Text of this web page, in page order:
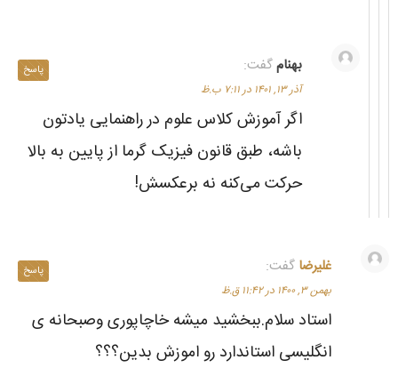
بهنامگفت:
آذر ۱۳, ۱۴۰۱ در ۷:۱۱ ب.ظ
اگر آموزش کلاس علوم در راهنمایی یادتون
باشه، طبق قانون فیزیک گرما از پایین به بالا
حرکت می‌کنه نه برعکسش!
پاسخ
غلیرضا گفت:
بهمن ۳, ۱۴۰۰ در ۱۱:۴۲ ق.ظ
استاد سلام.ببخشید میشه خاچاپوری وصبحانه ی
انگلیسی استاندارد رو اموزش بدین؟؟؟
پاسخ